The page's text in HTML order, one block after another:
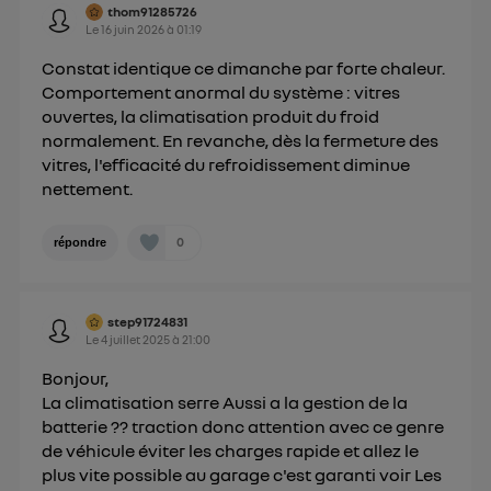
thom91285726
Le16 juin 2026à 01:19
Constat identique ce dimanche par forte chaleur.
Comportement anormal du système : vitres
ouvertes, la climatisation produit du froid
normalement. En revanche, dès la fermeture des
vitres, l'efficacité du refroidissement diminue
nettement.
répondre 0
step91724831
Le4 juillet 2025à 21:00
Bonjour,
La climatisation serre Aussi a la gestion de la
batterie ?? traction donc attention avec ce genre
de véhicule éviter les charges rapide et allez le
plus vite possible au garage c'est garanti voir Les